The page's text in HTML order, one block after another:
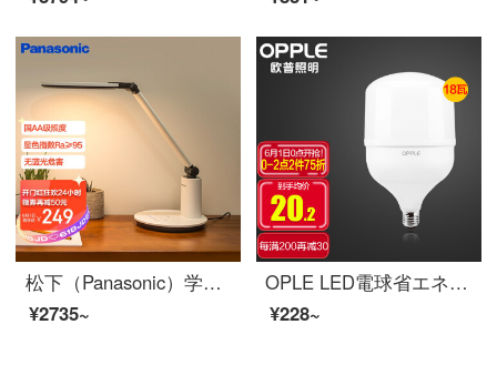
松下（Panasonic）学習スタンド減ブルーライト国家AA級子供向け読書作業用アイランプLEDタッチパネル調光寝室の電気スタンド
¥2735~
OPLE LED電球省エネ電球E 27大螺口家庭用商用大出力光源不可ビデオフラッシュ-18ワットホワイトボール泡
¥228~